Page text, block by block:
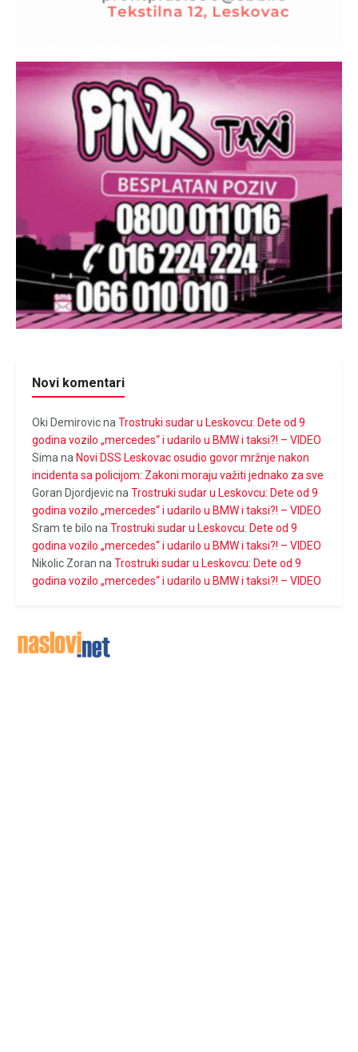
Novi komentari
Oki DemirovicnaTrostruki sudar u Leskovcu: Dete od 9
godina vozilo „mercedes“ i udarilo u BMW i taksi?! – VIDEO
Simana Novi DSS Leskovac osudio govor mržnje nakon
incidenta sa policijom: Zakoni moraju važiti jednako za sve
Goran DjordjevicnaTrostruki sudar u Leskovcu: Dete od 9
godina vozilo „mercedes“ i udarilo u BMW i taksi?! – VIDEO
Sram te bilo naTrostruki sudar u Leskovcu: Dete od 9
godina vozilo „mercedes“ i udarilo u BMW i taksi?! – VIDEO
Nikolic Zoran naTrostruki sudar u Leskovcu: Dete od 9
godina vozilo „mercedes“ i udarilo u BMW i taksi?! – VIDEO